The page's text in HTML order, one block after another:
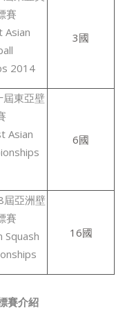
賽
Asian
2014
3國
東亞壁
Asian
6國
亞洲壁
賽
Squash
16國
賽介紹